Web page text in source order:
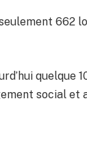
662
quelque
social et